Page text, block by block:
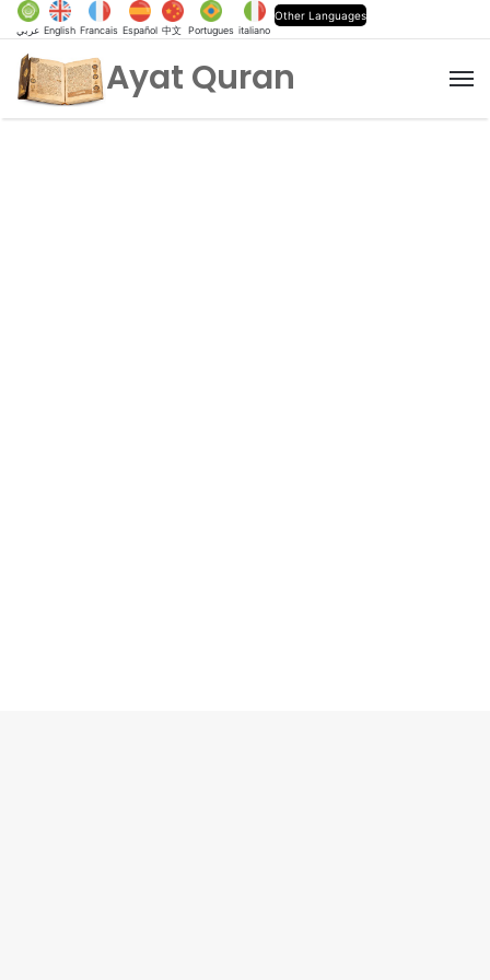
عربي English Francais Español 中文 Portugues italiano
Other Languages
Ayat Quran